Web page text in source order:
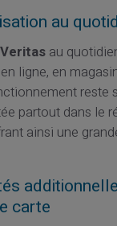
au
au
ligne, en
reste
partout dans le
ainsi une
carte